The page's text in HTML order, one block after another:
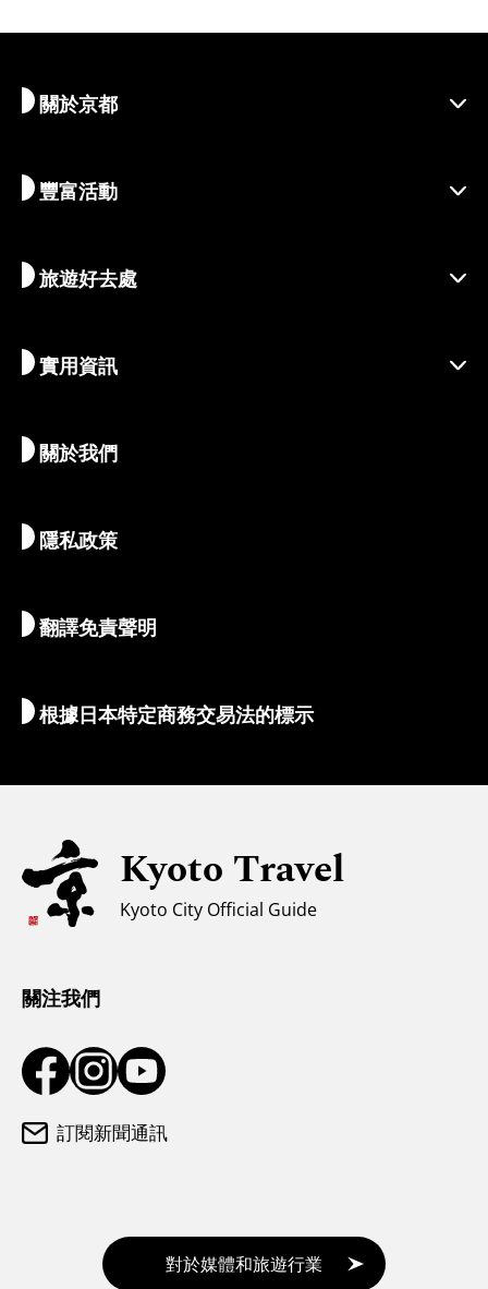
關於京都
探索京都
季節性資訊
永續旅遊
豐富活動
出遊靈感
體驗活動
藝術與文化
清晨與夜間時光
住宿推薦
旅遊好去處
目的地
推薦行程
實用資訊
暢遊京都
地圖和工具
解說員導覽
外幣兌換/稅收
無障礙旅遊
穆斯林友善環境
氣候和服裝
關於我們
隱私政策
翻譯免責聲明
根據日本特定商務交易法的標示
Kyoto Travel
Kyoto City Official Guide
關注我們
訂閱新聞通訊
對於媒體和旅遊行業